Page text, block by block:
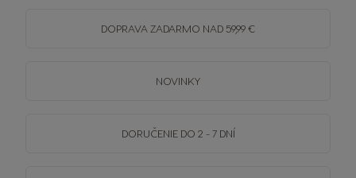
DOPRAVA ZADARMO NAD 59,99 €
NOVINKY
DORUČENIE DO 2 - 7 DNÍ